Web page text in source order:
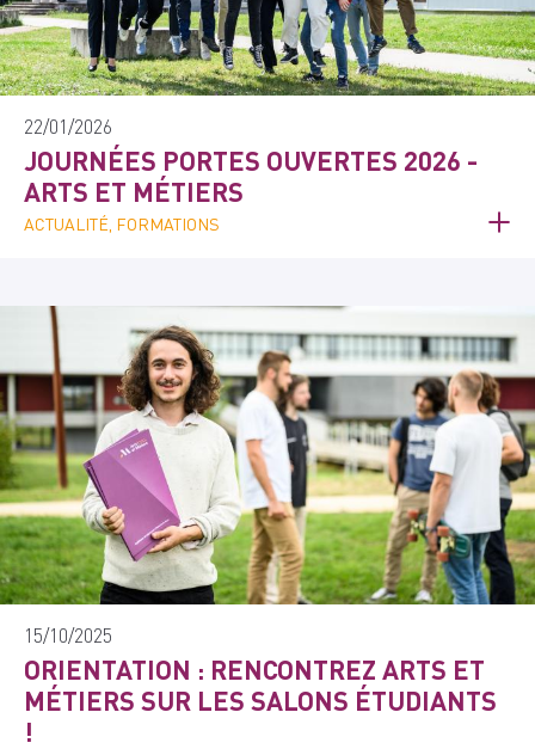
22/01/2026
JOURNÉES PORTES OUVERTES 2026 -
ARTS ET MÉTIERS
ACTUALITÉ, FORMATIONS
15/10/2025
ORIENTATION : RENCONTREZ ARTS ET
MÉTIERS SUR LES SALONS ÉTUDIANTS
!